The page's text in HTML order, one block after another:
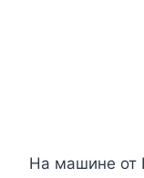
На машине от